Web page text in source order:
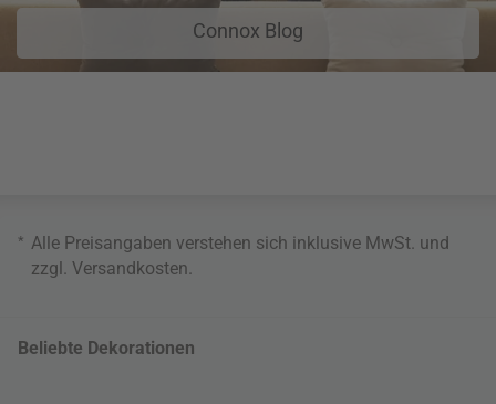
Connox Blog
* Alle Preisangaben verstehen sich inklusive MwSt. und
zzgl. Versandkosten
Beliebte Dekorationen